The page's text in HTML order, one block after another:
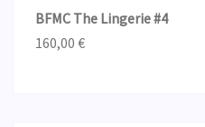
BFMC The Lingerie #4
160,00 €